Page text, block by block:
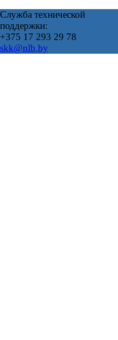
Служба технической
поддержки:
+375 17 293 29 78
skk@nlb.by